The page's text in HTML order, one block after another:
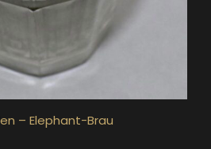
– Elephant-Brau